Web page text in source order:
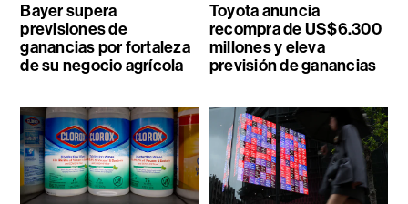
Bayer supera
previsiones de
ganancias por fortaleza
de su negocio agrícola
Toyota anuncia
recompra de US$6.300
millones y eleva
previsión de ganancias